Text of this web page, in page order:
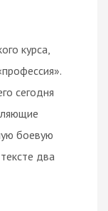
курса,
сегодня
боевую
два